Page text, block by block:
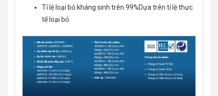
Tỉ lệ loại bỏ kháng sinh trên 99%Dựa trên tỉ lệ thực
tế loại bỏ.